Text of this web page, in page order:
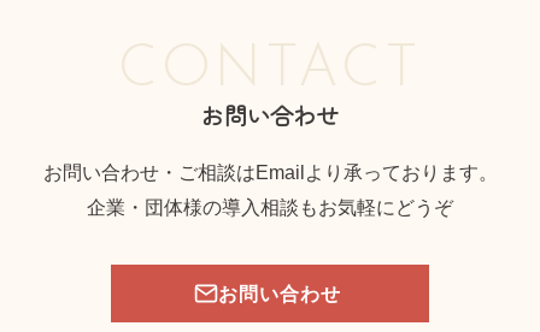
CONTACT
お問い合わせ
お問い合わせ・ご相談はEmailより承っております。
企業・団体様の導入相談もお気軽にどうぞ
お問い合わせ